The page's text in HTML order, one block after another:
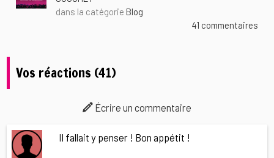
dans la catégorie Blog
41 commentaires
Vos réactions (41)
Écrire un commentaire
Il fallait y penser ! Bon appétit !